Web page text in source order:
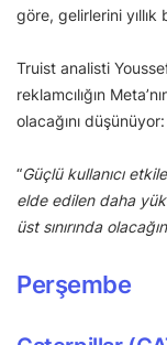
göre, gelirlerini yıllık
Truist analisti
reklamcılığın
olacağını düşünüyor:
“Güçlü kullanıcı
elde edilen daha
üst sınırında
Perşembe